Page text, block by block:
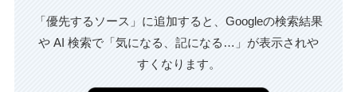
「優先するソース」に追加すると、Googleの検索結果
や AI 検索で「気になる、記になる…」が表示されや
すくなります。